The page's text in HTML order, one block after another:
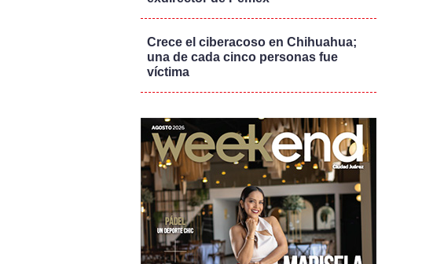
Crece el ciberacoso en Chihuahua;
una de cada cinco personas fue
víctima